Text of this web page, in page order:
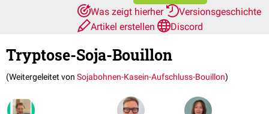
Was zeigt hierher
Versionsgeschichte
Artikel erstellen
Discord
Tryptose-Soja-Bouillon
(Weitergeleitet von Sojabohnen-Kasein-Aufschluss-Bouillon)